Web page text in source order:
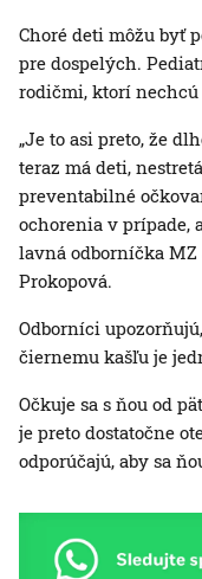
Choré deti môžu byť
pre dospelých.
rodičmi, ktorí nechcú
„Je to asi preto, že
teraz má deti,
preventabilné
ochorenia v prípade,
lavná odborníčka
Prokopová.
Odborníci
čiernemu kašľu je
Očkuje sa s ňou od
je preto dostatočne
odporúčajú, aby sa